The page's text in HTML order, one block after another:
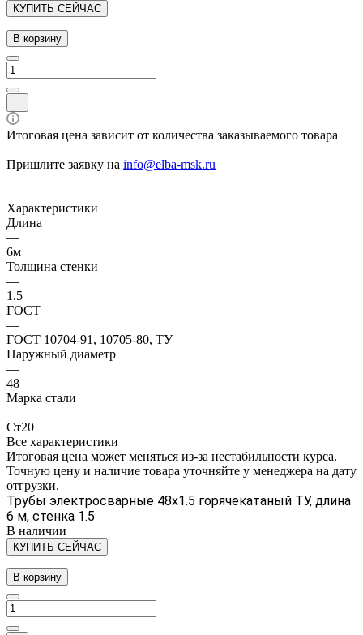
КУПИТЬ СЕЙЧАС
В корзину
Итоговая цена зависит от количества заказываемого товара
Пришлите заявку на info@elba-msk.ru
Характеристики
Длина
—
6м
Толщина стенки
—
1.5
ГОСТ
—
ГОСТ 10704-91, 10705-80, ТУ
Наружный диаметр
—
48
Марка стали
—
Ст20
Все характеристики
Итоговая цена может меняться из-за нестабильности курса.
Точную цену и наличие товара уточняйте у менеджера на дату
отгрузки.
Трубы электросварные 48х1.5 горячекатаный ТУ, длина
6 м, стенка 1.5
В наличии
КУПИТЬ СЕЙЧАС
В корзину